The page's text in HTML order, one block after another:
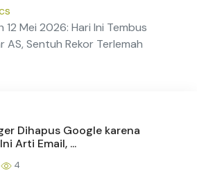
12 Mei 2026: Hari Ini Tembus
AS, Sentuh Rekor Terlemah
Dihapus Google karena
Arti Email, ...
4